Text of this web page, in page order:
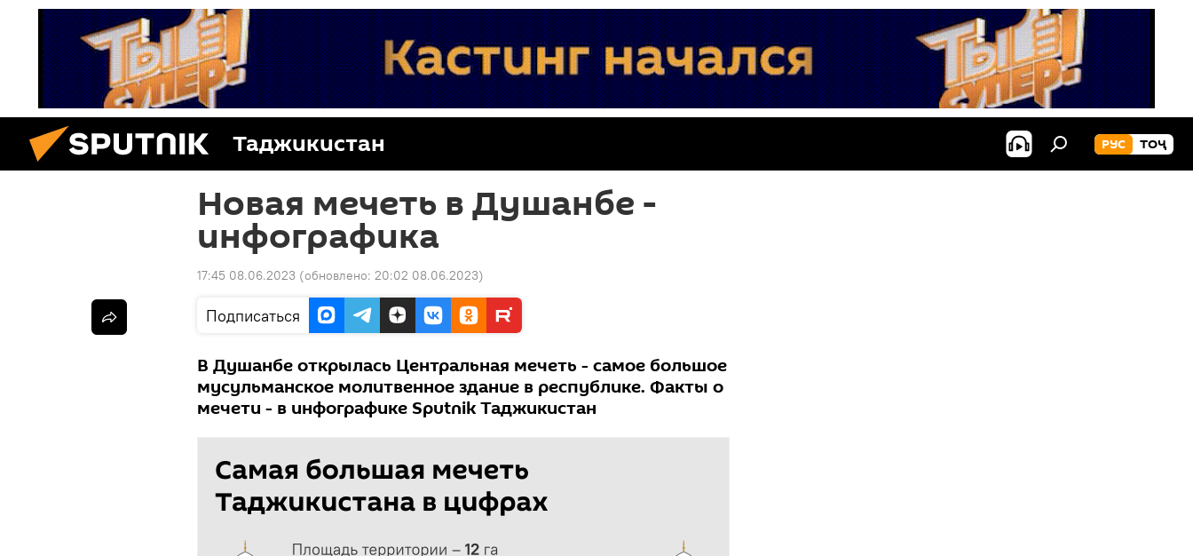
Таджикистан РУС ТОҶ
Новая мечеть в Душанбе -
инфографика
17:45 08.06.2023 (обновлено: 20:02 08.06.2023)
Подписаться
В Душанбе открылась Центральная мечеть - самое большое
мусульманское молитвенное здание в республике. Факты о
мечети - в инфографике Sputnik Таджикистан